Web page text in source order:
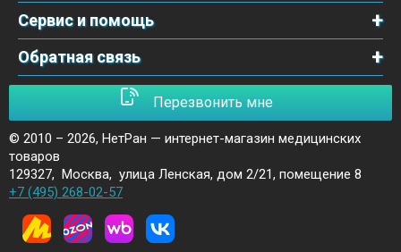
Сервис и помощь
Обратная связь
Перезвонить мне
© 2010 – 2026, НетРан — интернет-магазин медицинских
товаров
129327, Москва, улица Ленская, дом 2/21, помещение 8
+7 (495) 268-02-57